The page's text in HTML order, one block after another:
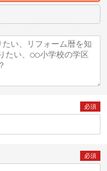
必須
必須